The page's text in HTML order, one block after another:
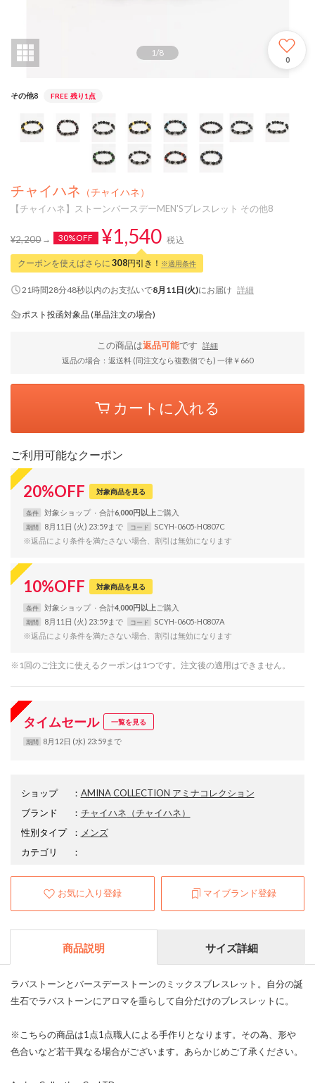
1/8
0
その他8 FREE 残り1点
チャイハネ （チャイハネ）
【チャイハネ】ストーンバースデーMEN'Sブレスレット その他8
¥2,200 30%OFF ¥1,540 税込
クーポンを使えばさらに 308円引き！ ※適用条件
21時間28分47秒以内のお支払いで8月11日(火)にお届け 詳細
ポスト投函対象品 (単品注文の場合)
この商品は返品可能です
詳細
返品の場合：返送料 (同注文なら複数個でも) 一律￥660
カートに入れる
ご利用可能なクーポン
20%OFF 対象商品を見る
条件 対象ショップ 合計6,000円以上
期間 8月11日 (火) 23:59まで コード
SCYH-0605-H0807C
※返品により条件を満たさない場合、割引は無効になります
10%OFF 対象商品を見る
条件 対象ショップ 合計4,000円以上
期間 8月11日 (火) 23:59まで コード
SCYH-0605-H0807A
※返品により条件を満たさない場合、割引は無効になります
※1回のご注文に使えるクーポンは1つです。注文後の適用はできません。
タイムセール 一覧を見る
期間 8月12日 (水) 23:59まで
ショップ ： AMINA COLLECTION アミナコレクション
ブランド
： チャイハネ （チャイハネ）
性別タイプ
： メンズ
カテゴリ
：
お気に入り登録 マイブランド登録
商品説明 サイズ詳細
ラバストーンとバースデーストーンのミックスブレスレット。自分の誕
生石でラバストーンにアロマを垂らして自分だけのブレスレットに。
※こちらの商品は1点1点職人による手作りとなります。その為、形や
色合いなど若干異なる場合がございます。あらかじめご了承ください。